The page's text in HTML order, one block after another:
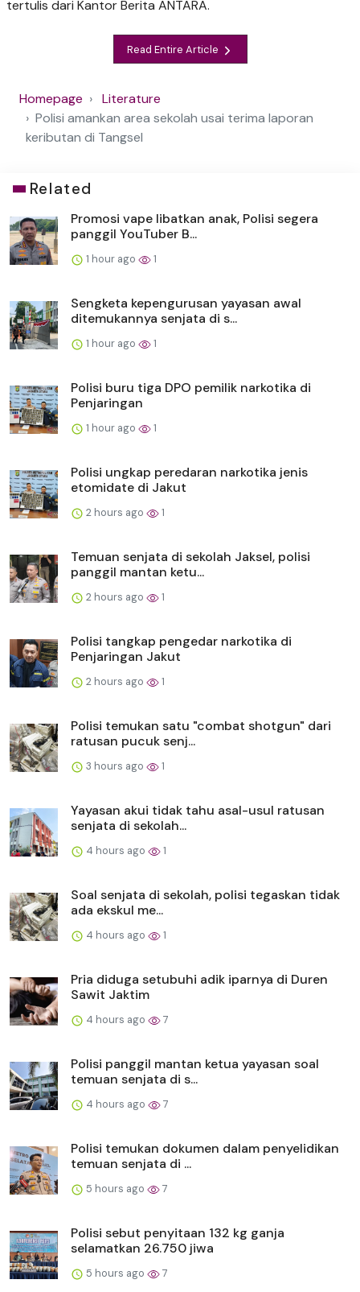
tertulis dari Kantor Berita ANTARA.
Read Entire Article
Homepage
Literature
Polisi amankan area sekolah usai terima laporan
keributan di Tangsel
Related
Promosi vape libatkan anak, Polisi segera
panggil YouTuber B...
1 hour ago 1
Sengketa kepengurusan yayasan awal
ditemukannya senjata di s...
1 hour ago 1
Polisi buru tiga DPO pemilik narkotika di
Penjaringan
1 hour ago 1
Polisi ungkap peredaran narkotika jenis
etomidate di Jakut
2 hours ago 1
Temuan senjata di sekolah Jaksel, polisi
panggil mantan ketu...
2 hours ago 1
Polisi tangkap pengedar narkotika di
Penjaringan Jakut
2 hours ago 1
Polisi temukan satu "combat shotgun" dari
ratusan pucuk senj...
3 hours ago 1
Yayasan akui tidak tahu asal-usul ratusan
senjata di sekolah...
4 hours ago 1
Soal senjata di sekolah, polisi tegaskan tidak
ada ekskul me...
4 hours ago 1
Pria diduga setubuhi adik iparnya di Duren
Sawit Jaktim
4 hours ago 7
Polisi panggil mantan ketua yayasan soal
temuan senjata di s...
4 hours ago 7
Polisi temukan dokumen dalam penyelidikan
temuan senjata di ...
5 hours ago 7
Polisi sebut penyitaan 132 kg ganja
selamatkan 26.750 jiwa
5 hours ago 7